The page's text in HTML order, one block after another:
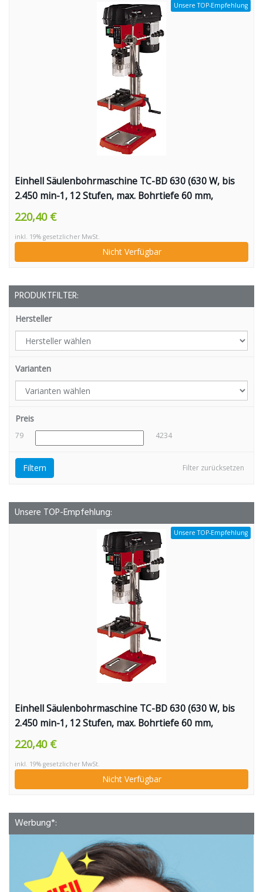
Unsere TOP-Empfehlung
Einhell Säulenbohrmaschine TC-BD 630 (630 W, bis
2.450 min-1, 12 Stufen, max. Bohrtiefe 60 mm,
Zahnkranzfutter 1,5-16 mm, einstellbarer
Tiefenanschlag, neig-/drehbarer Bohrtisch inkl.
Schraubstock)
220,40 €
inkl. 19% gesetzlicher MwSt.
Nicht Verfügbar
PRODUKTFILTER:
Hersteller
Varianten
Preis
79 4234
Filter zurücksetzen
Filtern
Unsere TOP-Empfehlung:
Unsere TOP-Empfehlung
Einhell Säulenbohrmaschine TC-BD 630 (630 W, bis
2.450 min-1, 12 Stufen, max. Bohrtiefe 60 mm,
Zahnkranzfutter 1,5-16 mm, einstellbarer
Tiefenanschlag, neig-/drehbarer Bohrtisch inkl.
Schraubstock)
220,40 €
inkl. 19% gesetzlicher MwSt.
Nicht Verfügbar
Werbung*: